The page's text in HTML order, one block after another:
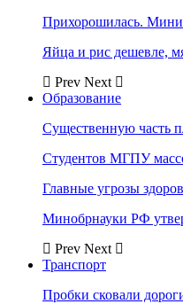
Прихорошилась.
Яйца и рис дешевле,
Prev Next
Образование
Существенную часть
Студентов МГПУ
Главные угрозы
Минобрнауки РФ
Prev Next
Транспорт
Пробки сковали